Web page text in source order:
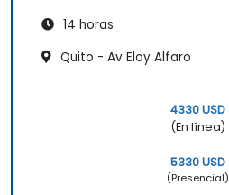
14 horas
Quito - Av Eloy Alfaro
4330 USD
(En línea)
5330 USD
(Presencial)